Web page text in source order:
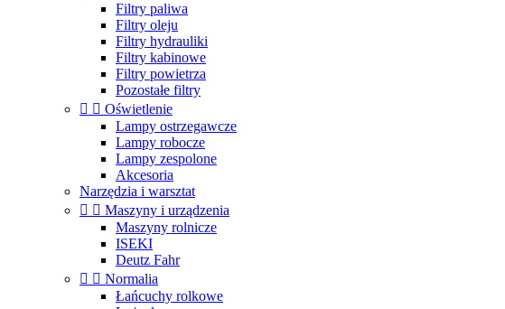
Filtry paliwa
Filtry oleju
Filtry hydrauliki
Filtry kabinowe
Filtry powietrza
Pozostałe filtry
  Oświetlenie
Lampy ostrzegawcze
Lampy robocze
Lampy zespolone
Akcesoria
Narzędzia i warsztat
  Maszyny i urządzenia
Maszyny rolnicze
ISEKI
Deutz Fahr
  Normalia
Łańcuchy rolkowe